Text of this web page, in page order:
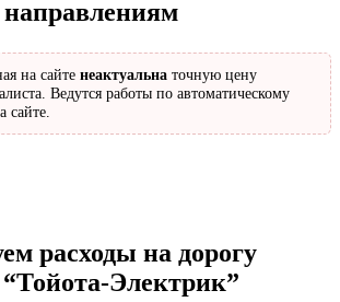
на сайте неактуальна точную цену
Ведутся работы по автоматическому
сайте.
расходы на дорогу
“Тойота-Электрик”